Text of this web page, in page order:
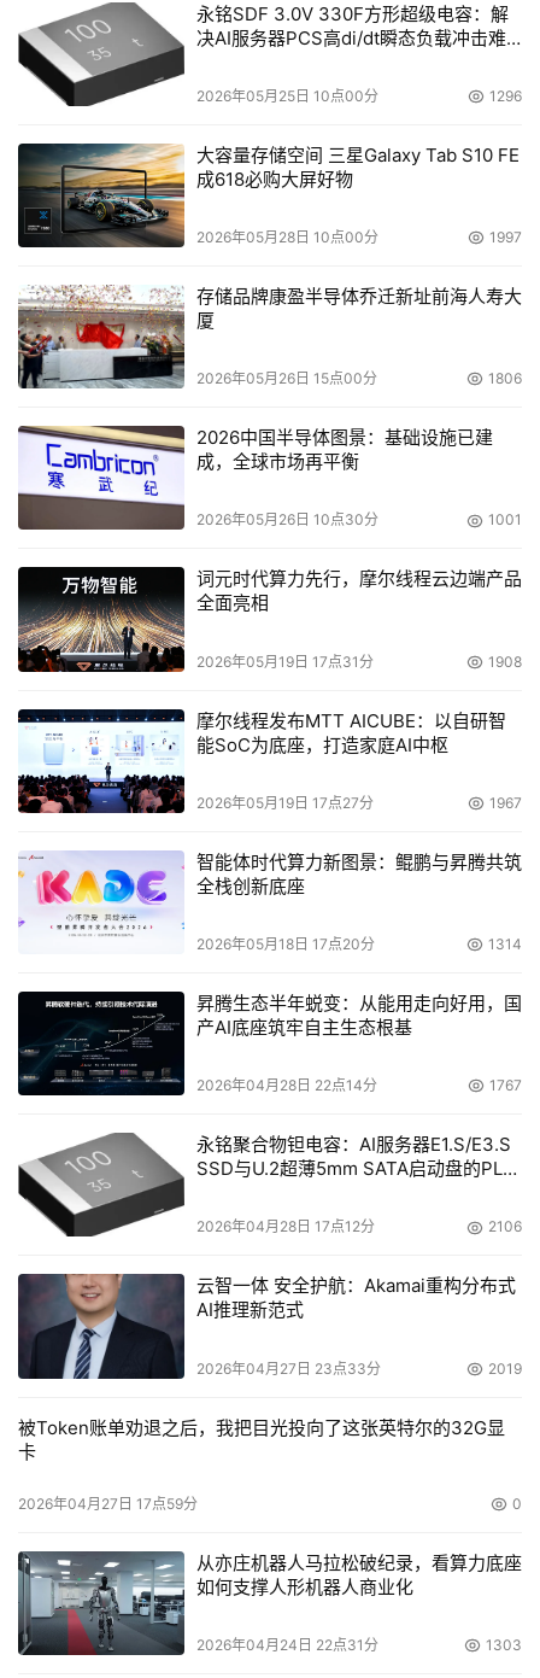
永铭SDF 3.0V 330F方形超级电容：解
决AI服务器PCS高di/dt瞬态负载冲击难
2026年05月25日 10点00分 1296
大容量存储空间 三星Galaxy Tab S10 FE
成618必购大屏好物
2026年05月28日 10点00分 1997
存储品牌康盈半导体乔迁新址前海人寿大
厦
2026年05月26日 15点00分 1806
2026中国半导体图景：基础设施已建
成，全球市场再平衡
2026年05月26日 10点30分 1001
词元时代算力先行，摩尔线程云边端产品
全面亮相
2026年05月19日 17点31分 1908
摩尔线程发布MTT AICUBE：以自研智
能SoC为底座，打造家庭AI中枢
2026年05月19日 17点27分 1967
智能体时代算力新图景：鲲鹏与昇腾共筑
全栈创新底座
2026年05月18日 17点20分 1314
昇腾生态半年蜕变：从能用走向好用，国
产AI底座筑牢自主生态根基
2026年04月28日 22点14分 1767
永铭聚合物钽电容：AI服务器E1.S/E3.S
SSD与U.2超薄5mm SATA启动盘的PLP
2026年04月28日 17点12分 2106
云智一体 安全护航：Akamai重构分布式
AI推理新范式
2026年04月27日 23点33分 2019
被Token账单劝退之后，我把目光投向了这张英特尔的32G显
卡
2026年04月27日 17点59分 0
从亦庄机器人马拉松破纪录，看算力底座
如何支撑人形机器人商业化
2026年04月24日 22点31分 1303